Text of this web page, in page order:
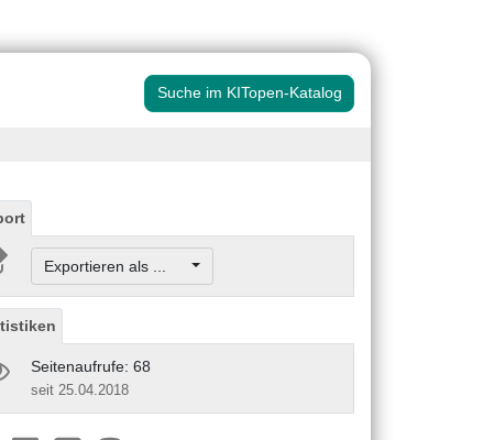
Suche im KITopen-Katalog
Exportieren als ...
Seitenaufrufe: 68
seit 25.04.2018